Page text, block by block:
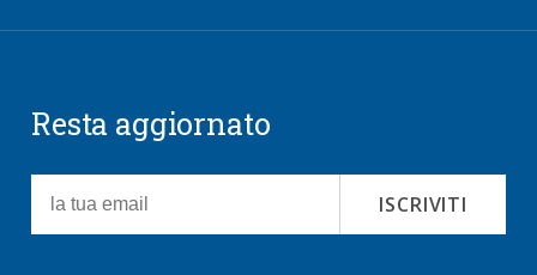
Resta aggiornato
ISCRIVITI